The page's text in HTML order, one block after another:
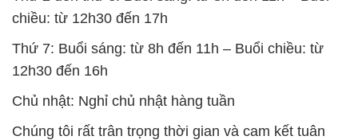
chiều: từ 12h30 đến 17h
Thứ 7: Buổi sáng: từ 8h đến 11h – Buổi chiều: từ
12h30 đến 16h
Chủ nhật: Nghỉ chủ nhật hàng tuần
Chúng tôi rất trân trọng thời gian và cam kết tuân